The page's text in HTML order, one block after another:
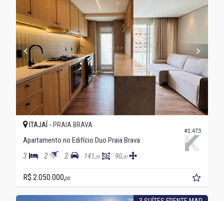
#1.473
ITAJAÍ - PRAIA BRAVA
Apartamento no Edifício Duo Praia Brava
3 2 2 141,00 90,00
R$ 2.050.000,00